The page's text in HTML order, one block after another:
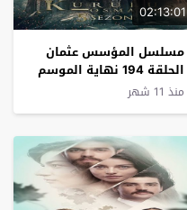
02:13:01
مسلسل المؤسس عثمان
الحلقة 194 نهاية الموسم
منذ 11 شهر